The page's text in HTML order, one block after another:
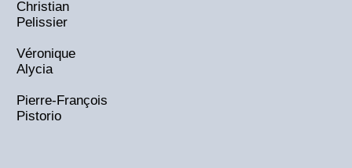
Christian
Pelissier
Véronique
Alycia
Pierre-François
Pistorio